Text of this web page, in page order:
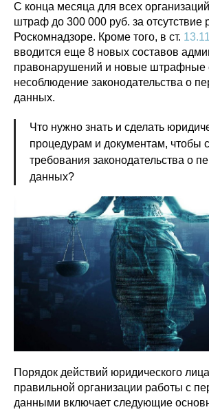
С конца месяца для всех
штраф до 300 000 руб. за отсутствие
Роскомнадзоре. Кроме того, в ст.
вводится еще 8 новых составов
правонарушений и новые штрафные
несоблюдение законодательства о
данных.
Что нужно знать и сделать
процедурам и документам, чтобы
требования законодательства о
данных?
Порядок действий юридического
правильной организации работы с
данными включает следующие